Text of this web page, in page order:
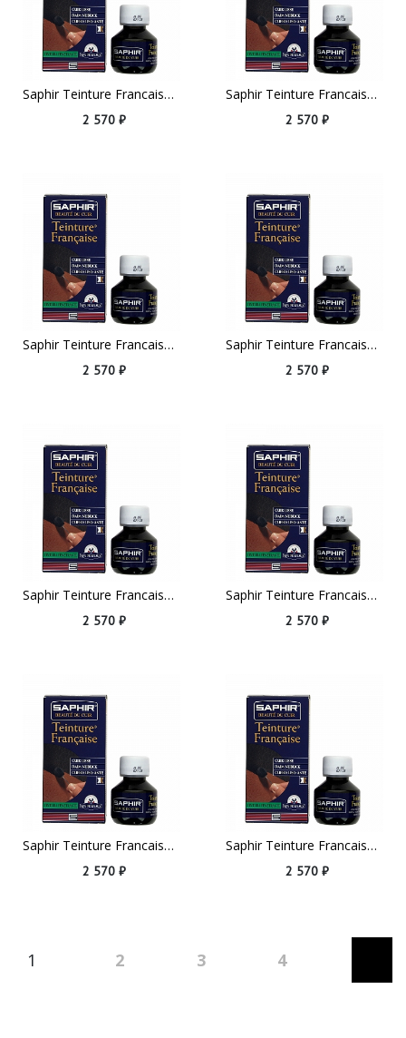
Saphir Teinture Francaise, 50ml Dark Brown
2 570 ₽
Saphir Teinture Francaise, 50ml Burgundy
2 570 ₽
Saphir Teinture Francaise, 50ml Red
2 570 ₽
Saphir Teinture Francaise, 50ml Grey
2 570 ₽
Saphir Teinture Francaise, 50ml Fawn
2 570 ₽
Saphir Teinture Francaise, 50ml Dark Green
2 570 ₽
Saphir Teinture Francaise, 50ml Base Blue
2 570 ₽
Saphir Teinture Francaise, 50ml Medium Tobacco Brown
2 570 ₽
1 2 3 4